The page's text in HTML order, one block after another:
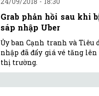
Grab phản hồi sau khi
sáp nhập Uber
Ủy ban Cạnh tranh và Tiêu
nhập đã đẩy giá vé tăng
thị trường.